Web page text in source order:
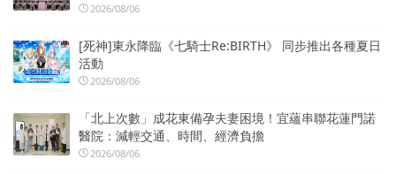
2026/08/06
[死神]東永降臨《七騎士Re:BIRTH》 同步推出各種夏日
活動
2026/08/06
「北上次數」成花東備孕夫妻困境！宜蘊串聯花蓮門諾
醫院：減輕交通、時間、經濟負擔
2026/08/06